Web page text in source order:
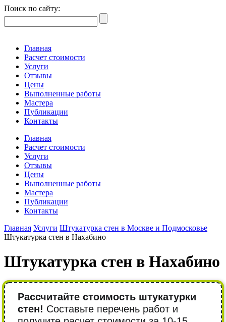
Поиск по сайту:
Главная
Расчет стоимости
Услуги
Отзывы
Цены
Выполненные работы
Мастера
Публикации
Контакты
Главная
Расчет стоимости
Услуги
Отзывы
Цены
Выполненные работы
Мастера
Публикации
Контакты
Главная Услуги Штукатурка стен в Москве и Подмосковье
Штукатурка стен в Нахабино
Штукатурка стен в Нахабино
Рассчитайте стоимость штукатурки
стен! Составьте перечень работ и